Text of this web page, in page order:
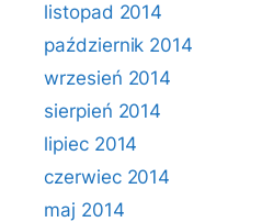
listopad 2014
październik 2014
wrzesień 2014
sierpień 2014
lipiec 2014
czerwiec 2014
maj 2014